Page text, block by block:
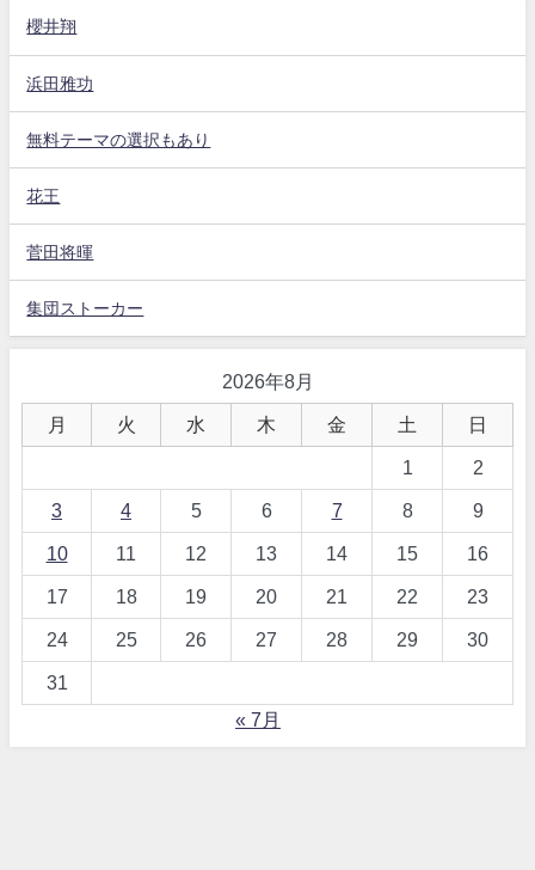
櫻井翔
浜田雅功
無料テーマの選択もあり
花王
菅田将暉
集団ストーカー
2026年8月
月 火 水 木 金 土 日
1 2
3 4 5 6 7 8 9
10 11 12 13 14 15 16
17 18 19 20 21 22 23
24 25 26 27 28 29 30
31
« 7月